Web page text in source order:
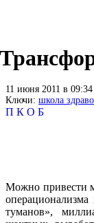
11 июня 2011 в 09:34
Ключи: школа
П К О Б
Можно привести
туманов»,